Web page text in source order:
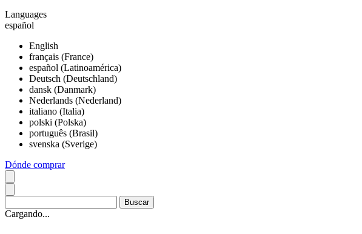
Languages
español
English
français (France)
español (Latinoamérica)
Deutsch (Deutschland)
dansk (Danmark)
Nederlands (Nederland)
italiano (Italia)
polski (Polska)
português (Brasil)
svenska (Sverige)
Dónde comprar
Cargando...